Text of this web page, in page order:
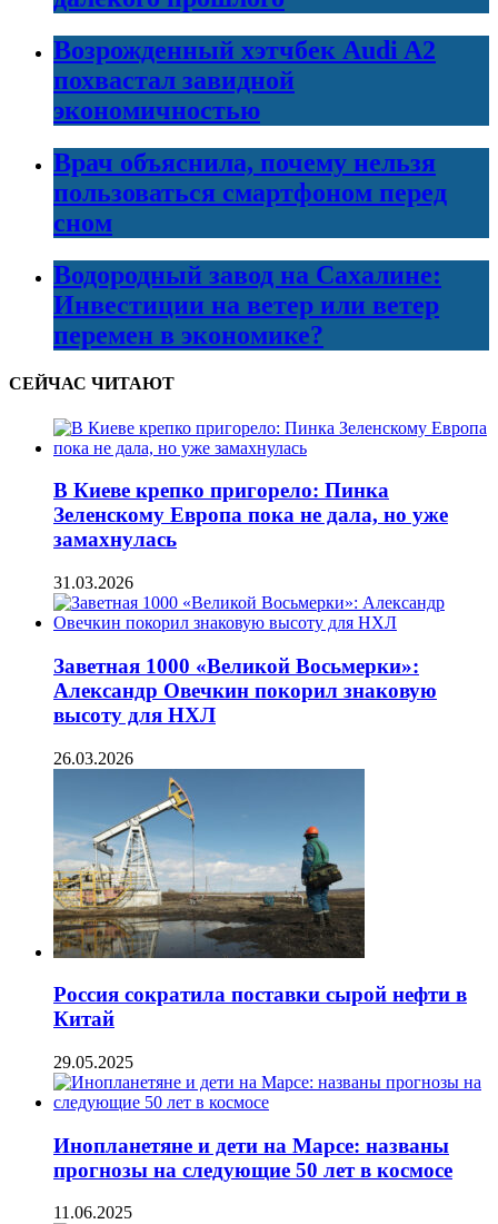
Возрожденный хэтчбек Audi A2
похвастал завидной
экономичностью
Врач объяснила, почему нельзя
пользоваться смартфоном перед
сном
Водородный завод на Сахалине:
Инвестиции на ветер или ветер
перемен в экономике?
СЕЙЧАС ЧИТАЮТ
В Киеве крепко пригорело: Пинка
Зеленскому Европа пока не дала, но уже
замахнулась
31.03.2026
Заветная 1000 «Великой Восьмерки»:
Александр Овечкин покорил знаковую
высоту для НХЛ
26.03.2026
Россия сократила поставки сырой нефти в
Китай
29.05.2025
Инопланетяне и дети на Марсе: названы
прогнозы на следующие 50 лет в космосе
11.06.2025